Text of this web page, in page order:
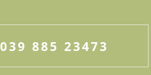
039 885 23473